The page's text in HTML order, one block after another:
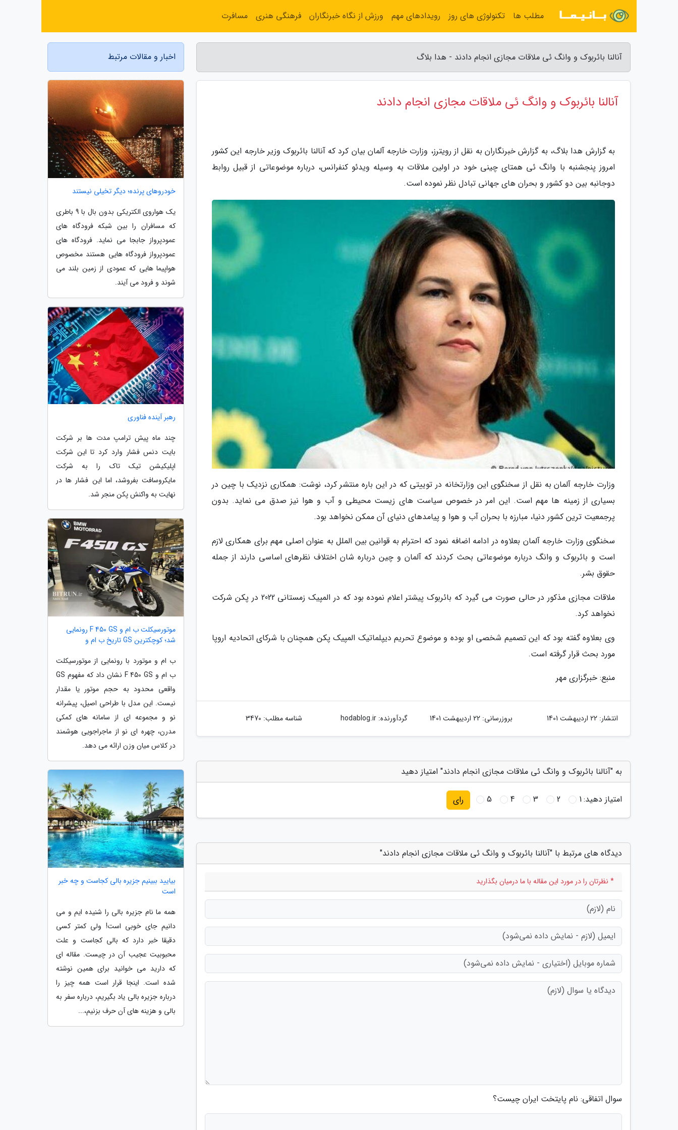
آنالنا بائربوک و وانگ ئی ملاقات مجازی انجام دادند - هدا بلاگ
آنالنا بائربوک و وانگ ئی ملاقات مجازی انجام دادند
به گزارش هدا بلاگ، به گزارش خبرنگاران به نقل از رویترز، وزارت خارجه آلمان بیان کرد که آنالنا بائربوک وزیر خارجه این کشور
امروز پنجشنبه با وانگ ئی همتای چینی خود در اولین ملاقات به وسیله ویدئو کنفرانس، درباره موضوعاتی از قبیل روابط
دوجانبه بین دو کشور و بحران های جهانی تبادل نظر نموده است.
وزارت خارجه آلمان به نقل از سخنگوی این وزارتخانه در توییتی که در این باره منتشر کرد، نوشت: همکاری نزدیک با چین در
بسیاری از زمینه ها مهم است. این امر در خصوص سیاست های زیست محیطی و آب و هوا نیز صدق می نماید. بدون
پرجمعیت ترین کشور دنیا، مبارزه با بحران آب و هوا و پیامدهای دنیای آن ممکن نخواهد بود.
سخنگوی وزارت خارجه آلمان بعلاوه در ادامه اضافه نمود که احترام به قوانین بین الملل به عنوان اصلی مهم برای همکاری لازم
است و بائربوک و وانگ درباره موضوعاتی بحث کردند که آلمان و چین درباره شان اختلاف نظرهای اساسی دارند از جمله
حقوق بشر.
ملاقات مجازی مذکور در حالی صورت می گیرد که بائربوک پیشتر اعلام نموده بود که در المپیک زمستانی 2022 در پکن شرکت
نخواهد کرد.
وی بعلاوه گفته بود که این تصمیم شخصی او بوده و موضوع تحریم دیپلماتیک المپیک پکن همچنان با شرکای اتحادیه اروپا
مورد بحث قرار گرفته است.
منبع: خبرگزاری مهر
انتشار: 22 اردیبهشت 1401 بروزرسانی: 22 اردیبهشت 1401 گردآورنده:hodablog.ir شناسه مطلب: 3470
به "آنالنا بائربوک و وانگ ئی ملاقات مجازی انجام دادند" امتیاز دهید
امتیاز دهید:1
2
3
4
5 رای
دیدگاه های مرتبط با "آنالنا بائربوک و وانگ ئی ملاقات مجازی انجام دادند"
* نظرتان را در مورد این مقاله با ما درمیان بگذارید
سوال اتفاقی: نام پایتخت ایران چیست؟
اخبار و مقالات مرتبط
خودروهای پرنده؛ دیگر تخیلی نیستند
یک هواروی الکتریکی بدون بال با 9 باطری
که مسافران را بین شبکه فرودگاه های
عمودپرواز جابجا می نماید. فرودگاه های
عمودپرواز فرودگاه هایی هستند مخصوص
هواپیما هایی که عمودی از زمین بلند می
شوند و فرود می آیند.
رهبر آینده فناوری
چند ماه پیش ترامپ مدت ها بر شرکت
بایت دنس فشار وارد کرد تا این شرکت
اپلیکیشن تیک تاک را به شرکت
مایکروسافت بفروشد، اما این فشار ها در
نهایت به واکنش پکن منجر شد.
موتورسیکلت ب ام و F 450 GS رونمایی
شد؛ کوچکترین GS تاریخ ب ام و
ب ام و موتورد با رونمایی از موتورسیکلت
ب ام و F 450 GS نشان داد که مفهوم GS
واقعی محدود به حجم موتور یا مقدار
نیست. این مدل با طراحی اصیل، پیشرانه
نو و مجموعه ای از سامانه های کمکی
مدرن، چهره ای نو از ماجراجویی هوشمند
در کلاس میان وزن ارائه می دهد.
بیایید ببینیم جزیره بالی کجاست و چه خبر
است
همه ما نام جزیره بالی را شنیده ایم و می
دانیم جای خوبی است! ولی کمتر کسی
دقیقا خبر دارد که بالی کجاست و علت
محبوبیت عجیب آن در چیست. مقاله ای
که دارید می خوانید برای همین نوشته
شده است. اینجا قرار است همه چیز را
درباره جزیره بالی یاد بگیریم، درباره سفر به
بالی و هزینه های آن حرف بزنیم،...
مطلب ها تکنولوژی های روز رویدادهای مهم ورزش از نگاه خبرنگاران فرهنگی هنری مسافرت